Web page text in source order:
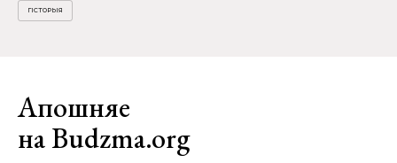
ГІСТОРЫЯ
Апошняе
на Budzma.org